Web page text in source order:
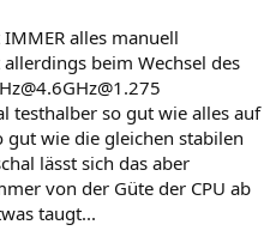
alles manuell
beim Wechsel des
testhalber so gut wie alles auf
gut wie die gleichen stabilen
lässt sich das aber
von der Güte der CPU ab
taugt...